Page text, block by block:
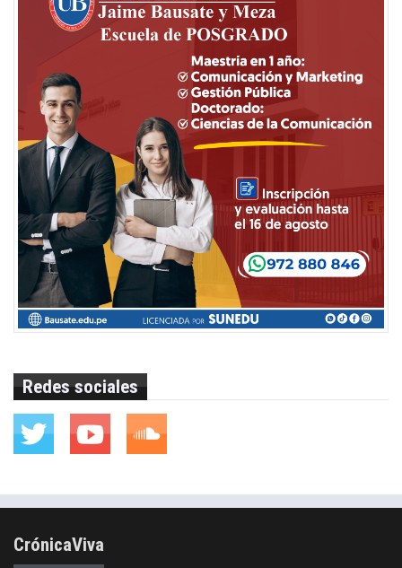
Redes sociales
CrónicaViva